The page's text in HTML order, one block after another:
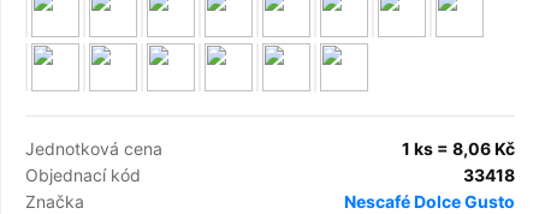
Jednotková cena
1 ks = 8,06 Kč
Objednací kód
33418
Značka
Nescafé Dolce Gusto